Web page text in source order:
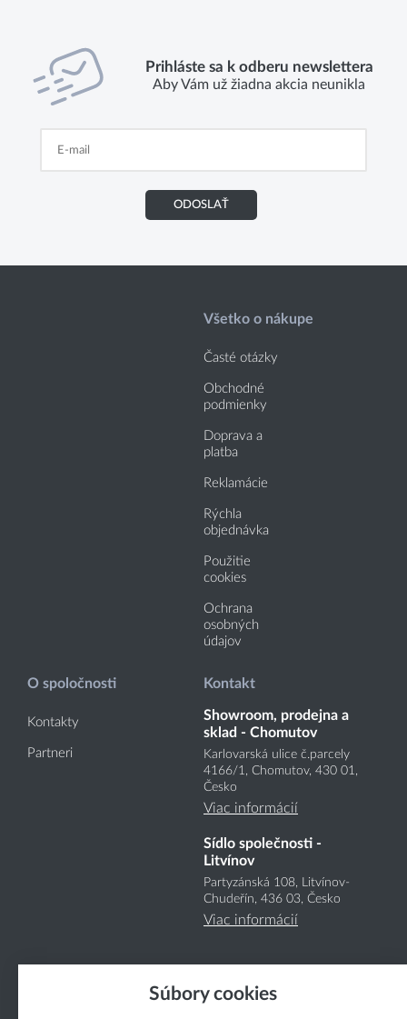
Prihláste sa k odberu newslettera
Aby Vám už žiadna akcia neunikla
ODOSLAŤ
Všetko o nákupe
Časté otázky
Obchodné
podmienky
Doprava a
platba
Reklamácie
Rýchla
objednávka
Použitie
cookies
Ochrana
osobných
údajov
O spoločnosti
Kontakty
Partneri
Kontakt
Showroom, prodejna a
sklad - Chomutov
Karlovarská ulice č.parcely
4166/1, Chomutov, 430 01,
Česko
Viac informácií
Sídlo společnosti -
Litvínov
Partyzánská 108, Litvínov-
Chudeřín, 436 03, Česko
Viac informácií
Súbory cookies